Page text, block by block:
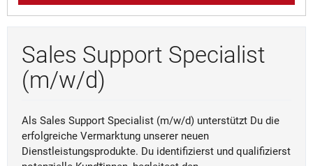
Sales Support Specialist
(m/w/d)
Als Sales Support Specialist (m/w/d) unterstützt Du die
erfolgreiche Vermarktung unserer neuen
Dienstleistungsprodukte. Du identifizierst und qualifizierst